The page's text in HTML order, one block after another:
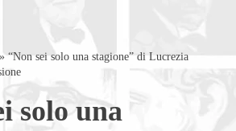
»“Non sei solo una stagione” di Lucrezia
solo una